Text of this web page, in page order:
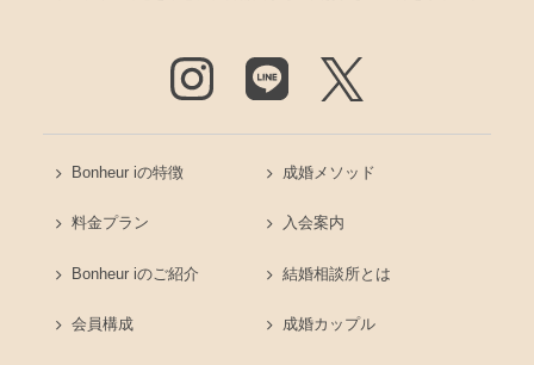
Bonheur iの特徴 成婚メソッド
料金プラン 入会案内
Bonheur iのご紹介 結婚相談所とは
会員構成 成婚カップル